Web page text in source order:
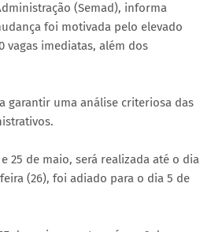
(Semad), informa
foi motivada pelo elevado
vagas imediatas, além dos
garantir uma análise criteriosa das
25 de maio, será realizada até o dia
(26), foi adiado para o dia 5 de